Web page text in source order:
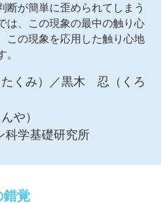
断が簡単に歪められてしまう
は、この現象の最中の触り心
この現象を応用した触り心地
くみ）／黒木 忍（くろ
や）
科学基礎研究所
錯覚